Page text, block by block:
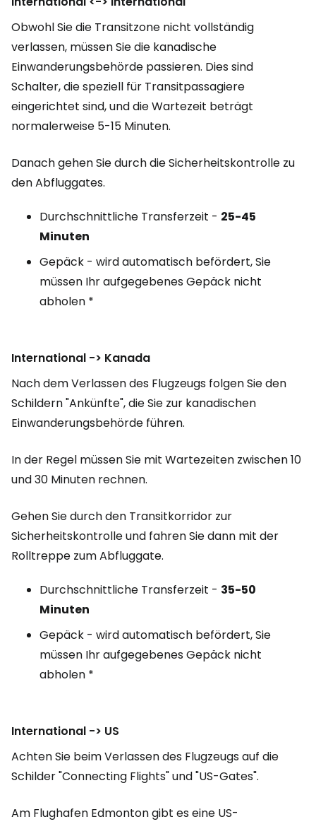
Obwohl Sie die Transitzone nicht vollständig
verlassen, müssen Sie die kanadische
Einwanderungsbehörde passieren. Dies sind
Schalter, die speziell für Transitpassagiere
eingerichtet sind, und die Wartezeit beträgt
normalerweise 5-15 Minuten.
Danach gehen Sie durch die Sicherheitskontrolle zu
den Abfluggates.
Durchschnittliche Transferzeit - 25-45
Minuten
Gepäck - wird automatisch befördert, Sie
müssen Ihr aufgegebenes Gepäck nicht
abholen *
International -> Kanada
Nach dem Verlassen des Flugzeugs folgen Sie den
Schildern "Ankünfte", die Sie zur kanadischen
Einwanderungsbehörde führen.
In der Regel müssen Sie mit Wartezeiten zwischen 10
und 30 Minuten rechnen.
Gehen Sie durch den Transitkorridor zur
Sicherheitskontrolle und fahren Sie dann mit der
Rolltreppe zum Abfluggate.
Durchschnittliche Transferzeit - 35-50
Minuten
Gepäck - wird automatisch befördert, Sie
müssen Ihr aufgegebenes Gepäck nicht
abholen *
International -> US
Achten Sie beim Verlassen des Flugzeugs auf die
Schilder "Connecting Flights" und "US-Gates".
Am Flughafen Edmonton gibt es eine US-